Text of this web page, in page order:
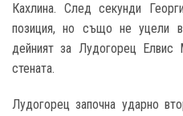
Кахлина. След секунди
позиция, но също не уцели
дейният за Лудогорец
стената.
Лудогорец започна ударно